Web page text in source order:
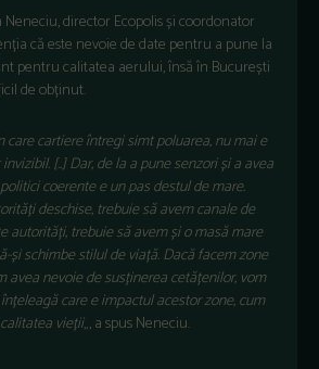
director Ecopolis și coordonator
că este nevoie de date pentru a pune la
pentru calitatea aerului, însă în București
de obținut.
care cartiere întregi simt poluarea, nu mai e
[..] Dar, de la a pune senzori și a avea
coerente e un pas destul de mare.
deschise, trebuie să avem canale de
autorități, trebuie să avem și o masă mare
și schimbe stilul de viață. Dacă facem zone
avea nevoie de susținerea cetățenilor, vom
care e impactul acestor zone, cum
vieții„, a spus Neneciu.